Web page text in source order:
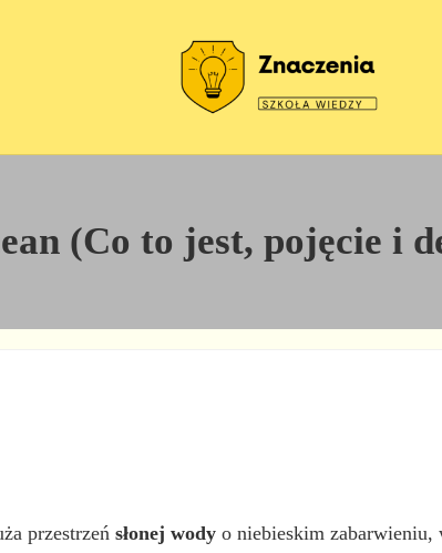
(Co to jest, pojęcie i
przestrzeńsłonej wody o niebieskim